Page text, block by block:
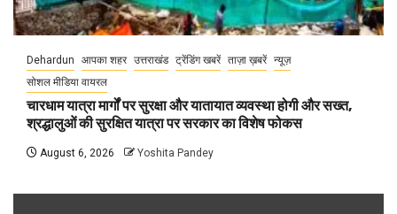
Dehardun आपका शहर उत्तराखंड ट्रेंडिंग खबरें ताज़ा ख़बरें न्यूज़
सोशल मीडिया वायरल
चारधाम यात्रा मार्गों पर सुरक्षा और यातायात व्यवस्था होगी और सख्त,
श्रद्धालुओं की सुरक्षित यात्रा पर सरकार का विशेष फोकस
August 6, 2026 Yoshita Pandey